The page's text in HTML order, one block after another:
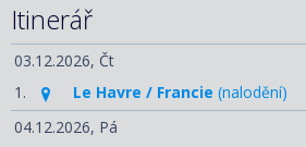
Itinerář
03.12.2026, Čt
1.
Le Havre / Francie (nalodění)
04.12.2026, Pá